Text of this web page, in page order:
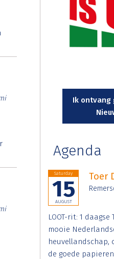
Ik ontvang
Agenda
Saturday
15
AUGUST
Toer
LOOT-rit: 1
mooie
heuvellandschap,
de goede